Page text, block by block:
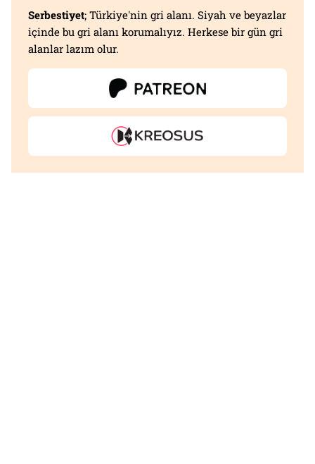
Serbestiyet; Türkiye'nin gri alanı. Siyah ve beyazlar
içinde bu gri alanı korumalıyız. Herkese bir gün gri
alanlar lazım olur.